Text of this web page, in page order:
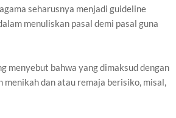
seharusnya menjadi guideline
menuliskan pasal demi pasal guna
menyebut bahwa yang dimaksud dengan
menikah dan atau remaja berisiko, misal,